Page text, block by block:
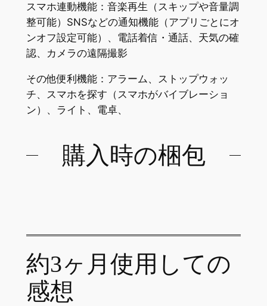
スマホ連動機能：音楽再生（スキップや音量調
整可能）SNSなどの通知機能（アプリごとにオ
ンオフ設定可能）、電話着信・通話、天気の確
認、カメラの遠隔撮影
その他便利機能：アラーム、ストップウォッ
チ、スマホを探す（スマホがバイブレーショ
ン）、ライト、電卓、
購入時の梱包
約3ヶ月使用しての
感想